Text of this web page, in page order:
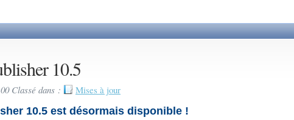
10.5
Classé dans :
Mises à jour
10.5 est désormais disponible !